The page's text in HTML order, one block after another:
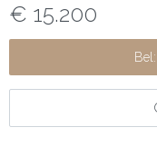
€ 15.200